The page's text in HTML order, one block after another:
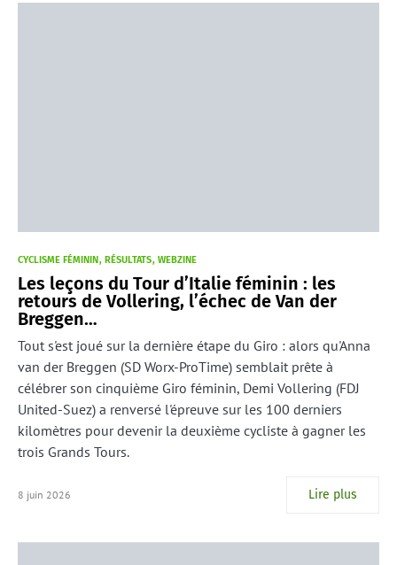
CYCLISME FÉMININ RÉSULTATS WEBZINE
Les leçons du Tour d’Italie féminin : les
retours de Vollering, l’échec de Van der
Breggen…
Tout s'est joué sur la dernière étape du Giro : alors qu'Anna
van der Breggen (SD Worx-ProTime) semblait prête à
célébrer son cinquième Giro féminin, Demi Vollering (FDJ
United-Suez) a renversé l'épreuve sur les 100 derniers
kilomètres pour devenir la deuxième cycliste à gagner les
trois Grands Tours.
8 juin 2026 Lire plus